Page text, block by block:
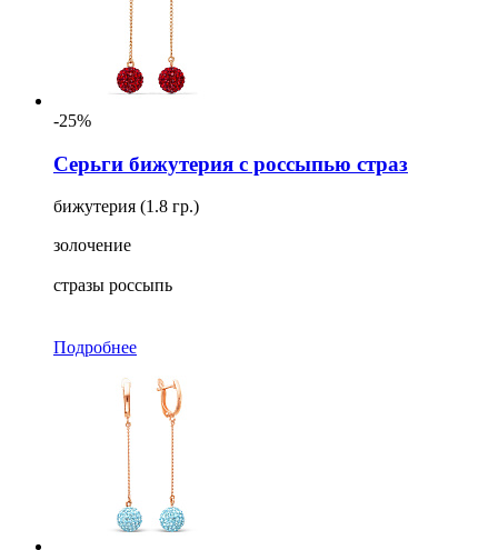
-25%
Серьги бижутерия с россыпью страз
бижутерия (1.8 гр.)
золочение
стразы россыпь
Подробнее